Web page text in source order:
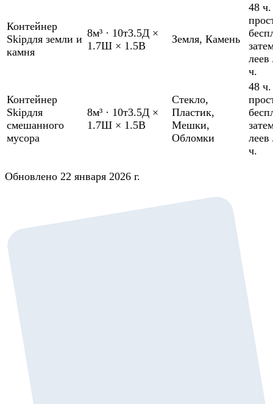
Контейнер
Skipдля земли и
камня
8м³ · 10т3.5Д ×
1.7Ш × 1.5В
Земля, Камень
48 ч.
леев
ч.
Контейнер
Skipдля
смешанного
мусора
8м³ · 10т3.5Д ×
1.7Ш × 1.5В
Стекло,
Пластик,
Мешки,
Обломки
48 ч.
леев
ч.
Обновлено 22 января 2026 г.